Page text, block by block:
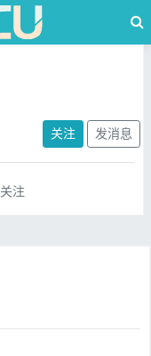
关注 发消息
关注